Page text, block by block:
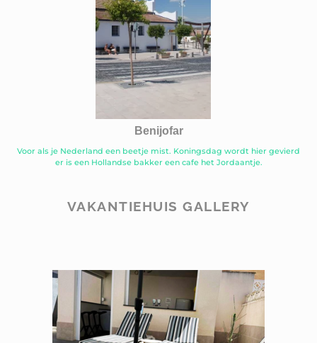
Benijofar
Voor als je Nederland een beetje mist. Koningsdag wordt hier gevierd
er is een Hollandse bakker een cafe het Jordaantje.
VAKANTIEHUIS GALLERY